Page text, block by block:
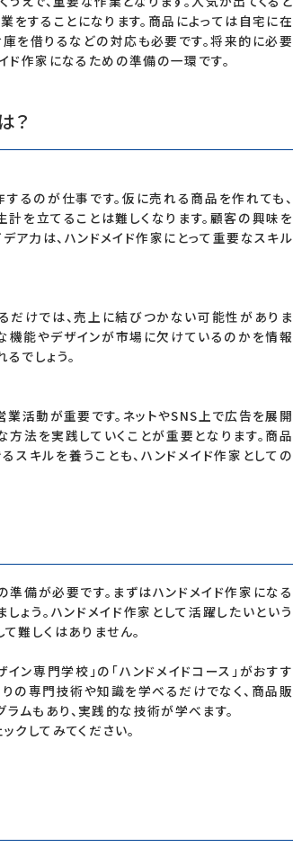
することになります。商品によっては自宅に在
を借りるなどの対応も必要です。将来的に必要
ド作家になるための準備の一環です。
？
るのが仕事です。仮に売れる商品を作れても、
を立てることは難しくなります。顧客の興味を
力は、ハンドメイド作家にとって重要なスキル
だけでは、売上に結びつかない可能性がありま
機能やデザインが市場に欠けているのかを情報
でしょう。
活動が重要です。ネットやSNS上で広告を展開
方法を実践していくことが重要となります。商品
キルを養うことも、ハンドメイド作家としての
備が必要です。まずはハンドメイド作家になる
う。ハンドメイド作家として活躍したいという
難しくはありません。
ン専門学校」の「ハンドメイドコース」がおすす
りの専門技術や知識を学べるだけでなく、商品販
もあり、実践的な技術が学べます。
クしてみてください。